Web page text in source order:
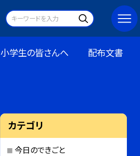
小学生の皆さんへ 配布文書
カテゴリ
今日のできごと